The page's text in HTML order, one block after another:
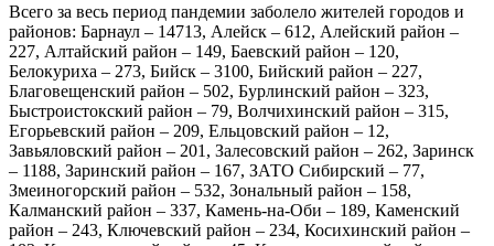
Всего за весь период пандемии заболело жителей городов и
районов: Барнаул – 14713, Алейск – 612, Алейский район –
227, Алтайский район – 149, Баевский район – 120,
Белокуриха – 273, Бийск – 3100, Бийский район – 227,
Благовещенский район – 502, Бурлинский район – 323,
Быстроистокский район – 79, Волчихинский район – 315,
Егорьевский район – 209, Ельцовский район – 12,
Завьяловский район – 201, Залесовский район – 262, Заринск
– 1188, Заринский район – 167, ЗАТО Сибирский – 77,
Змеиногорский район – 532, Зональный район – 158,
Калманский район – 337, Камень-на-Оби – 189, Каменский
район – 243, Ключевский район – 234, Косихинский район –